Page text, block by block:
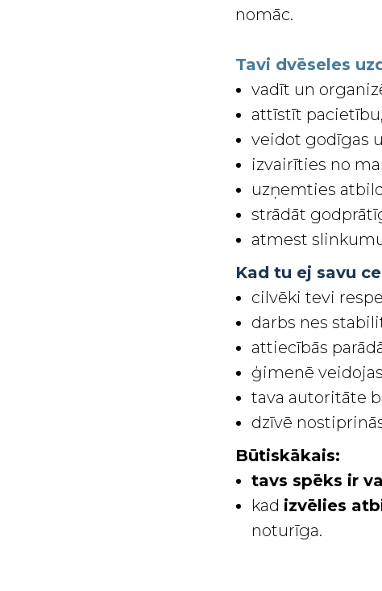
nomāc.
Tavi dvēseles
vadīt un
attīstīt
veidot godīgas
izvairīties no
uzņemties
strādāt
atmest
Kad tu ej savu
cilvēki tevi
darbs nes
attiecībās
ģimenē
tava autoritāte
dzīvē
Būtiskākais:
tavs spēks ir
kad izvēlies
noturīga.